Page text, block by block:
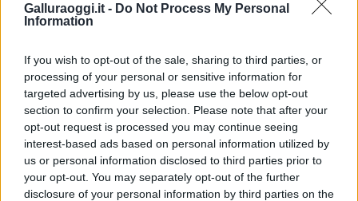
Galluraoggi.it - Do Not Process My Personal
Information
If you wish to opt-out of the sale, sharing to third parties, or
processing of your personal or sensitive information for
targeted advertising by us, please use the below opt-out
section to confirm your selection. Please note that after your
opt-out request is processed you may continue seeing
interest-based ads based on personal information utilized by
us or personal information disclosed to third parties prior to
your opt-out. You may separately opt-out of the further
disclosure of your personal information by third parties on the
F
a
ce
b
o
o
k
T
w
it
te
r
n
te
re
st
h
at
s
A
p
p
h
a
re
Articolo precedente
Prossimo articolo
NOTIZIE RECENTI